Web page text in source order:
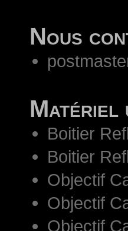
Nous
Matériel
Boitier
Boitier
Objectif
Objectif
Objectif